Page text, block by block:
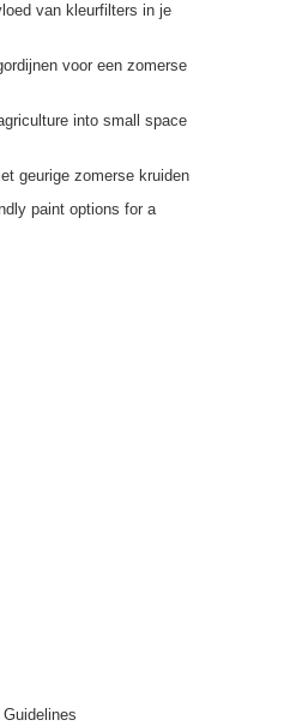
van kleurfilters in je
voor een zomerse
into small space
geurige zomerse kruiden
paint options for a